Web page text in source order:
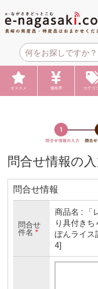
オススメ 価格帯 カテゴ
問合せ情報の入
問合せ情報
問合せ
件名 *
商品名 : 「
り具付き
ぽんライス
4]